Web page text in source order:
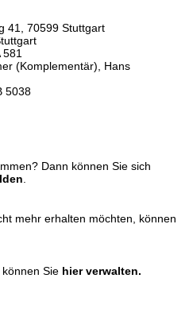
41, 70599 Stuttgart
(Komplementär), Hans
5038
Dann können Sie sich
mehr erhalten möchten, können
Sie hier verwalten.